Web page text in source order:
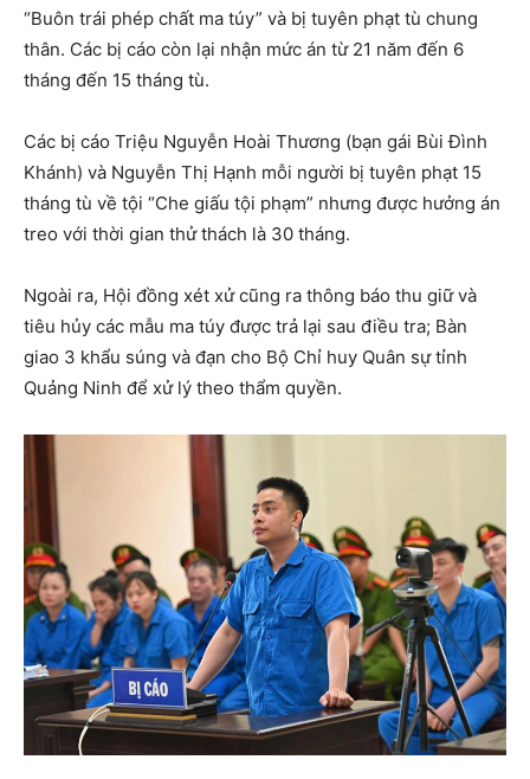
“Buôn trái phép chất ma túy” và bị tuyên phạt tù chung
thân. Các bị cáo còn lại nhận mức án từ 21 năm đến 6
tháng đến 15 tháng tù.
Các bị cáo Triệu Nguyễn Hoài Thương (bạn gái Bùi Đình
Khánh) và Nguyễn Thị Hạnh mỗi người bị tuyên phạt 15
tháng tù về tội “Che giấu tội phạm” nhưng được hưởng án
treo với thời gian thử thách là 30 tháng.
Ngoài ra, Hội đồng xét xử cũng ra thông báo thu giữ và
tiêu hủy các mẫu ma túy được trả lại sau điều tra; Bàn
giao 3 khẩu súng và đạn cho Bộ Chỉ huy Quân sự tỉnh
Quảng Ninh để xử lý theo thẩm quyền.